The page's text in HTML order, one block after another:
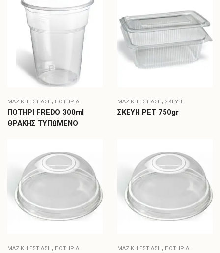
ΜΑΖΙΚΗ ΕΣΤΙΑΣΗ, ΠΟΤΉΡΙΑ
ΠΟΤΗΡΙ FREDO 300ml
ΘΡΑΚΗΣ ΤΥΠΩΜΕΝΟ
ΜΑΖΙΚΗ ΕΣΤΙΑΣΗ, ΣΚΕΎΗ
ΣΚΕΥΗ PET 750gr
ΜΑΖΙΚΗ ΕΣΤΙΑΣΗ, ΠΟΤΉΡΙΑ ΜΑΖΙΚΗ ΕΣΤΙΑΣΗ, ΠΟΤΉΡΙΑ